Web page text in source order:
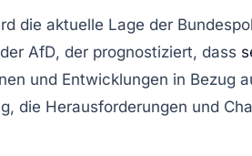
die aktuelle Lage der
AfD, der prognostiziert, dass
und Entwicklungen in Bezug
, die Herausforderungen und